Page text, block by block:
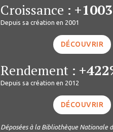
Croissance :
Depuis sa création en 2001
DÉCOUVRIR
Rendement :
Depuis sa création en 2012
DÉCOUVRIR
Déposées à la Bibliothèque Nationale